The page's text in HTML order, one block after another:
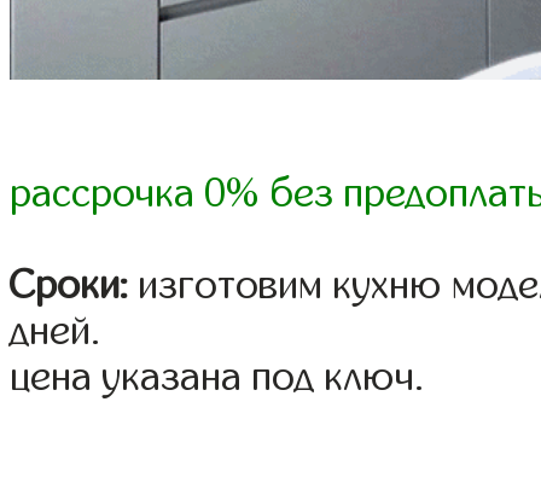
рассрочка 0% без
Сроки: изготовим кухню
дней.
цена указана под ключ.